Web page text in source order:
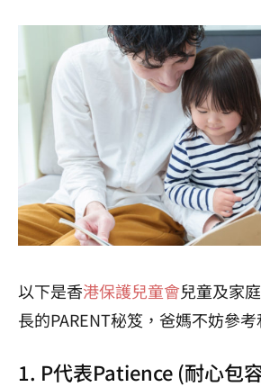
以下是香港保護兒童會兒童及家
長的PARENT秘笈，爸媽不妨參考
1. P代表Patience (耐心包